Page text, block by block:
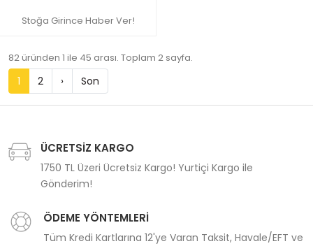
Stoğa Girince Haber Ver!
82 üründen 1 ile 45 arası. Toplam 2 sayfa.
1 2 › Son
ÜCRETSİZ KARGO
1750 TL Üzeri Ücretsiz Kargo! Yurtiçi Kargo ile
Gönderim!
ÖDEME YÖNTEMLERİ
Tüm Kredi Kartlarına 12'ye Varan Taksit, Havale/EFT ve